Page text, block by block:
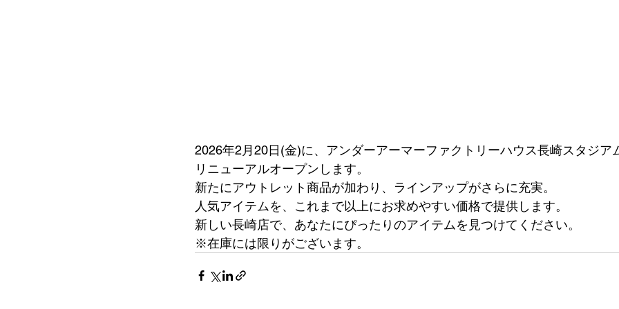
2026年2月20日(金)に、アンダーアーマーファクトリーハウス長崎スタジア
リニューアルオープンします。
新たにアウトレット商品が加わり、ラインアップがさらに充実。
人気アイテムを、これまで以上にお求めやすい価格で提供します。
新しい長崎店で、あなたにぴったりのアイテムを見つけてください。
※在庫には限りがございます。